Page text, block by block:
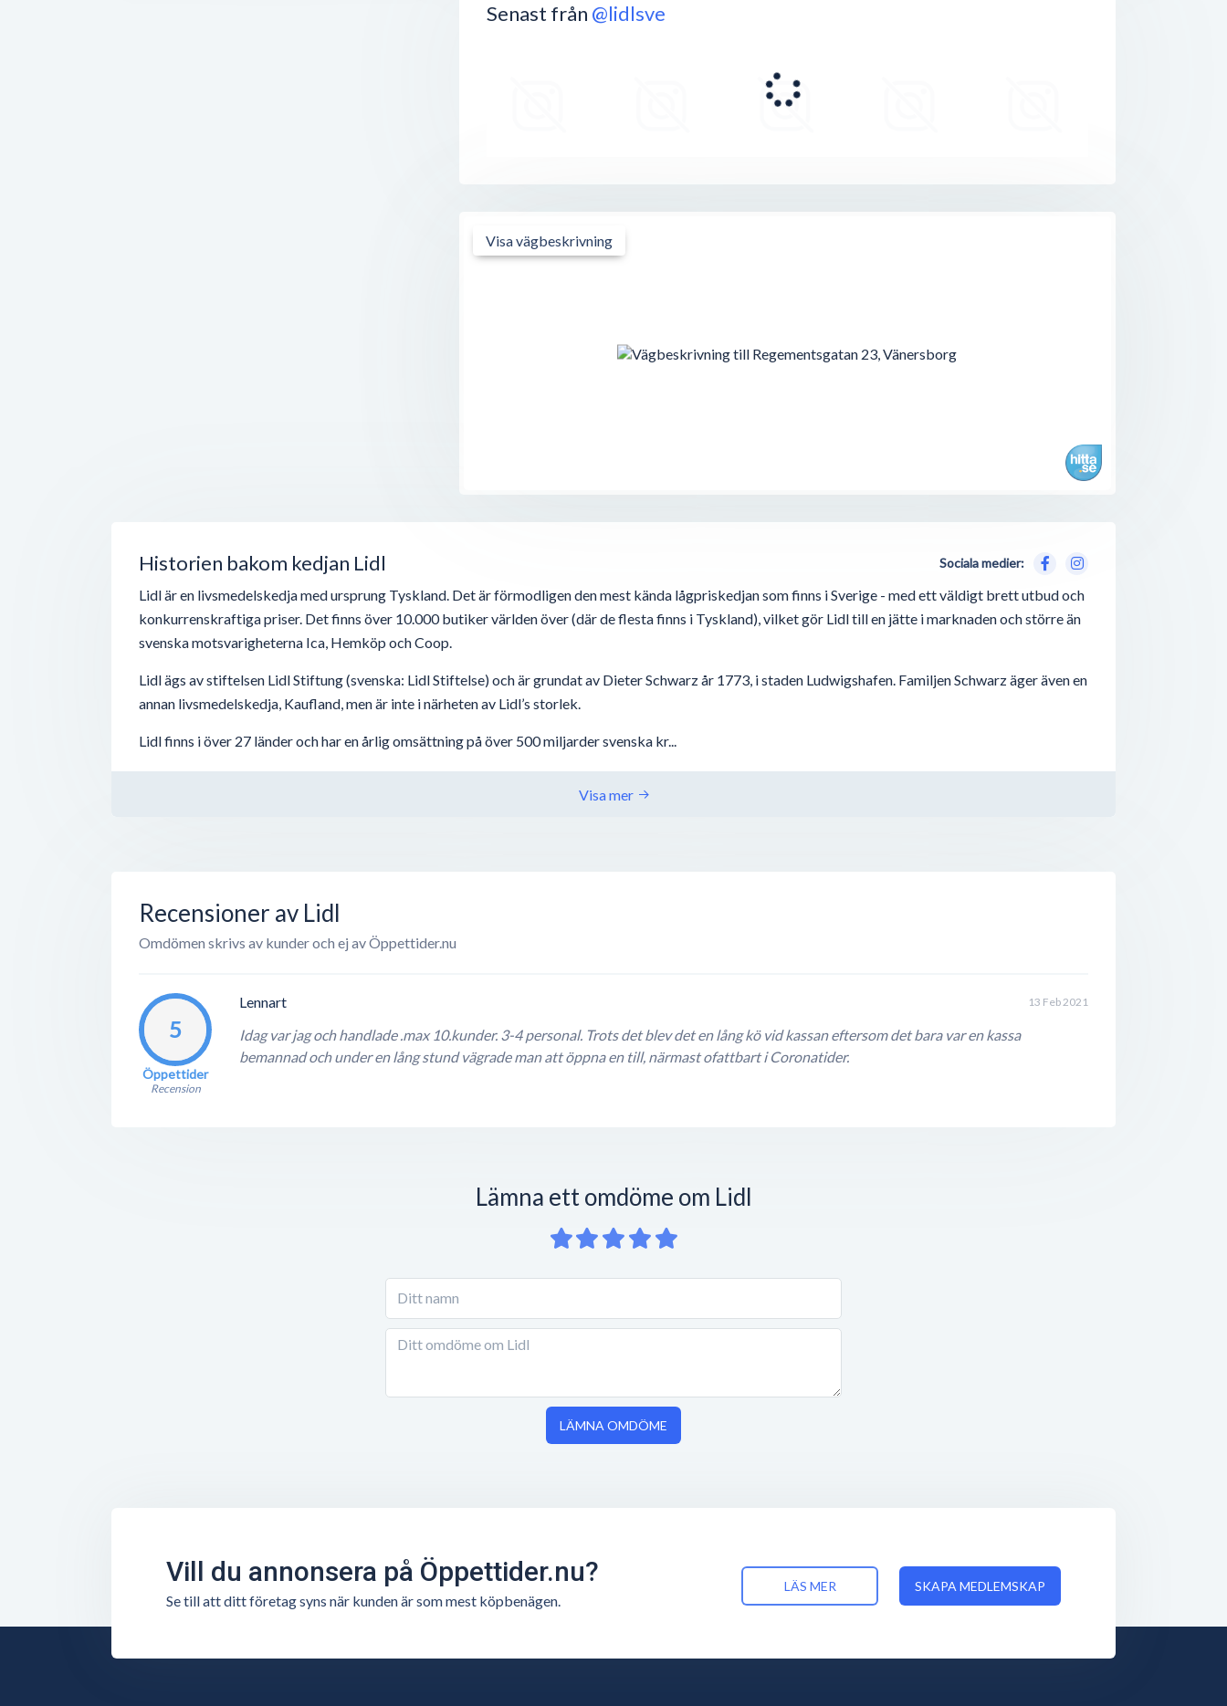
Senast från @lidlsve
Visa vägbeskrivning
Historien bakom kedjan Lidl Sociala medier:
Lidl är en livsmedelskedja med ursprung Tyskland. Det är förmodligen den mest kända lågpriskedjan som finns i Sverige - med ett väldigt brett utbud och
konkurrenskraftiga priser. Det finns över 10.000 butiker världen över (där de flesta finns i Tyskland), vilket gör Lidl till en jätte i marknaden och större än
svenska motsvarigheterna Ica, Hemköp och Coop.
Lidl ägs av stiftelsen Lidl Stiftung (svenska: Lidl Stiftelse) och är grundat av Dieter Schwarz år 1773, i staden Ludwigshafen. Familjen Schwarz äger även en
annan livsmedelskedja, Kaufland, men är inte i närheten av Lidl’s storlek.
Lidl finns i över 27 länder och har en årlig omsättning på över 500 miljarder svenska kr...
Visa mer
Recensioner av Lidl
Omdömen skrivs av kunder och ej av Öppettider.nu
5
Öppettider
Recension
Lennart 13 Feb 2021
Idag var jag och handlade .max 10.kunder. 3-4 personal. Trots det blev det en lång kö vid kassan eftersom det bara var en kassa
bemannad och under en lång stund vägrade man att öppna en till, närmast ofattbart i Coronatider.
Lämna ett omdöme om Lidl
LÄMNA OMDÖME
Vill du annonsera på Öppettider.nu?
Se till att ditt företag syns när kunden är som mest köpbenägen.
LÄS MER SKAPA MEDLEMSKAP